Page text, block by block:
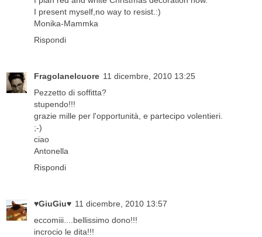
I present myself,no way to resist.:)
Monika-Mammka
Rispondi
Fragolanelcuore 11 dicembre, 2010 13:25
Pezzetto di soffitta?
stupendo!!!
grazie mille per l'opportunità, e partecipo volentieri.
;-)
ciao
Antonella
Rispondi
♥GiuGiu♥ 11 dicembre, 2010 13:57
eccomiii....bellissimo dono!!!
incrocio le dita!!!